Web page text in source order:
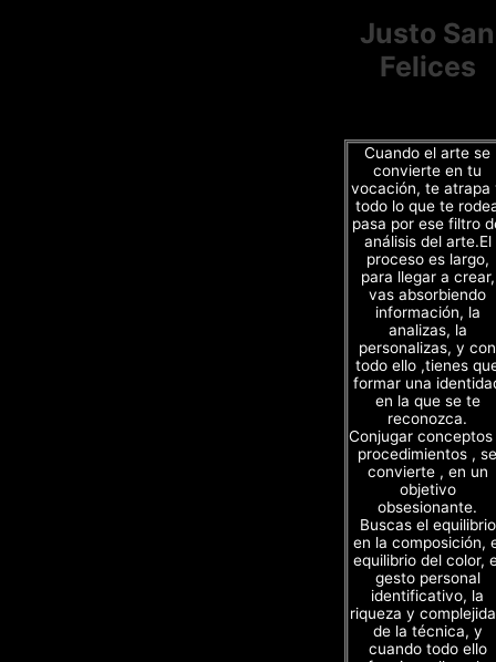
Justo San
Felices
Cuando el arte se
convierte en tu
vocación, te atrapa
todo lo que te
pasa por ese filtro
análisis del arte.El
proceso es largo,
para llegar a crear,
vas absorbiendo
información, la
analizas, la
personalizas, y con
todo ello ,tienes
formar una
en la que se te
reconozca.
Conjugar
procedimientos , se
convierte , en un
objetivo
obsesionante.
Buscas el equilibrio
en la composición,
equilibrio del color,
gesto personal
identificativo, la
riqueza y
de la técnica, y
cuando todo ello